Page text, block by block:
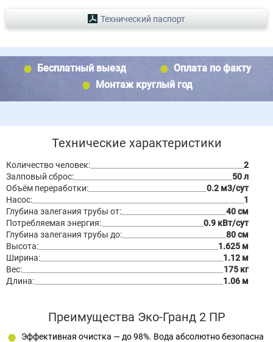
Технический паспорт
Бесплатный выезд
Оплата по факту
Монтаж круглый год
Технические характеристики
Количество человек:
2
Залповый сброс:
50 л
Объём переработки:
0.2 м3/сут
Насос:
1
Глубина залегания трубы от:
40 см
Потребляемая энергия:
0.9 кВт/сут
Глубина залегания трубы до:
80 см
Высота:
1.625 м
Ширина:
1.12 м
Вес:
175 кг
Длина:
1.06 м
Преимущества Эко-Гранд 2 ПР
Эффективная очистка — до 98%. Вода абсолютно безопасна